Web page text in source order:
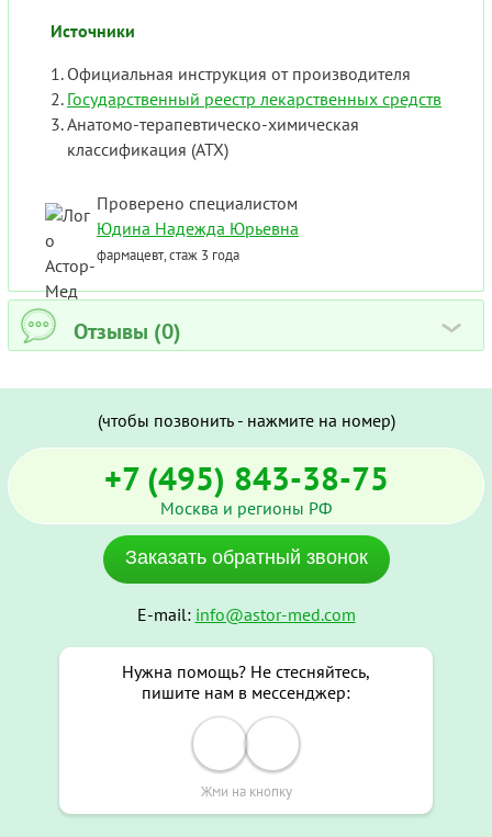
Источники
Официальная инструкция от производителя
Государственный реестр лекарственных средств
Анатомо-терапевтическо-химическая
классификация (ATX)
Проверено специалистом
Юдина Надежда Юрьевна
фармацевт, стаж 3 года
Отзывы (0) ›
(чтобы позвонить - нажмите на номер)
+7 (495) 843-38-75
Москва и регионы РФ
Заказать обратный звонок
E-mail: info@astor-med.com
Нужна помощь? Не стесняйтесь,
пишите нам в мессенджер:
Жми на кнопку